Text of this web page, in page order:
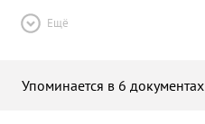
Ещё
Упоминается в 6 документах